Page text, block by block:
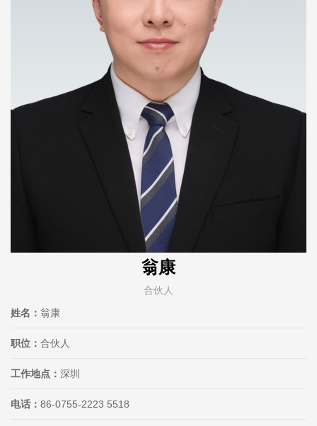
翁康
合伙人
姓名： 翁康
职位： 合伙人
工作地点： 深圳
电话： 86-0755-2223 5518